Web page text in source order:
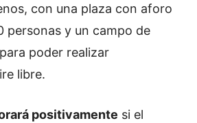
con una plaza con aforo
personas y un campo de
poder realizar
libre.
positivamente si el